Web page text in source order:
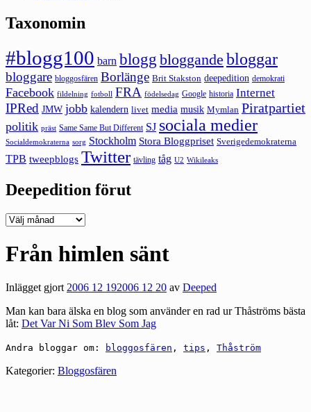
Taxonomin
#blogg100 barn blogg bloggande bloggar
bloggare bloggosfären Borlänge Brit Stakston deepedition demokrati
Facebook fildelning fotboll FRA födelsedag Google historia Internet
IPRed JMW jobb kalendern livet media musik Mymlan Piratpartiet
politik präst Same Same But Different SJ sociala medier
Socialdemokraterna sorg Stockholm Stora Bloggpriset Sverigedemokraterna
TPB tweepblogs Twitter tävling tåg U2 Wikileaks
Deepedition förut
Deepedition
Från himlen sänt
Inlägget gjort2006 12 192006 12 20 av Deeped
Man kan bara älska en blog som använder en rad ur Thåströms bästa
låt: Det Var Ni Som Blev Som Jag
Andra bloggar om: bloggosfären , tips , Thåström
Kategorier: Bloggosfären